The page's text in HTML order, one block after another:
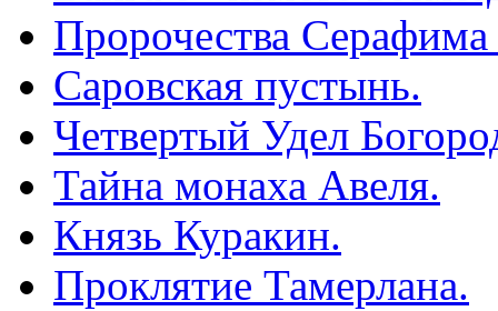
Пророчества Серафима
Саровская пустынь.
Четвертый Удел
Тайна монаха Авеля.
Князь Куракин.
Проклятие Тамерлана.